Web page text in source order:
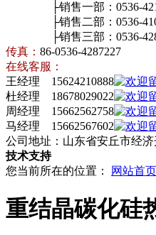
├销售一部：0536-
├销售二部：0536-
├销售三部：0536-
传真： 86-0536-4287227
在线客服：
王经理 15624210888
杜经理 18678029022
周经理 15662562758
马经理 15662567602
公司地址：山东省安丘市经济
技术支持
您当前所在的位置：
网站首页
重结晶碳化硅